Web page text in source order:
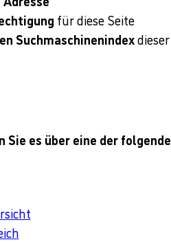
für diese Seite
Suchmaschinenindex
Sie es über eine der